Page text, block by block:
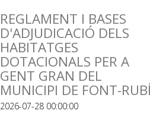
REGLAMENT I BASES
D'ADJUDICACIÓ DELS
HABITATGES
DOTACIONALS PER A
GENT GRAN DEL
MUNICIPI DE FONT-
2026-07-28 00:00:00